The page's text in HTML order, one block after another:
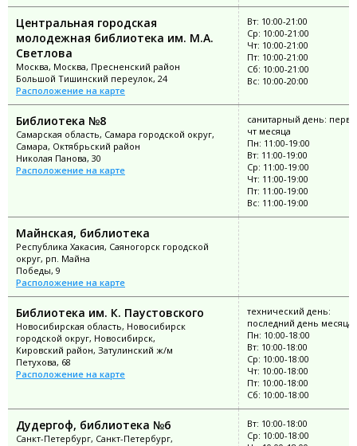
Центральная городская
молодежная библиотека им. М.А.
Светлова
Москва, Москва, Пресненский район
Большой Тишинский переулок, 24
Расположение на карте
Вт: 10:00-21:00
Ср: 10:00-21:00
Чт: 10:00-21:00
Пт: 10:00-21:00
Сб: 10:00-21:00
Вс: 10:00-20:00
Библиотека №8
Самарская область, Самара городской округ,
Самара, Октябрьский район
Николая Панова, 30
Расположение на карте
санитарный день:
чт месяца
Пн: 11:00-19:00
Вт: 11:00-19:00
Ср: 11:00-19:00
Чт: 11:00-19:00
Пт: 11:00-19:00
Вс: 11:00-19:00
Майнская, библиотека
Республика Хакасия, Саяногорск городской
округ, рп. Майна
Победы, 9
Расположение на карте
Библиотека им. К. Паустовского
Новосибирская область, Новосибирск
городской округ, Новосибирск,
Кировский район, Затулинский ж/м
Петухова, 68
Расположение на карте
технический день:
последний день месяца
Пн: 10:00-18:00
Вт: 10:00-18:00
Ср: 10:00-18:00
Чт: 10:00-18:00
Пт: 10:00-18:00
Сб: 10:00-18:00
Дудергоф, библиотека №6
Санкт-Петербург, Санкт-Петербург,
Вт: 10:00-18:00
Ср: 10:00-18:00